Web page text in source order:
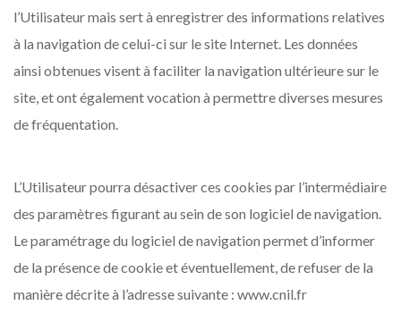
l’Utilisateur mais sert à enregistrer des informations relatives
à la navigation de celui-ci sur le site Internet. Les données
ainsi obtenues visent à faciliter la navigation ultérieure sur le
site, et ont également vocation à permettre diverses mesures
de fréquentation.
L’Utilisateur pourra désactiver ces cookies par l’intermédiaire
des paramètres figurant au sein de son logiciel de navigation.
Le paramétrage du logiciel de navigation permet d’informer
de la présence de cookie et éventuellement, de refuser de la
manière décrite à l’adresse suivante : www.cnil.fr